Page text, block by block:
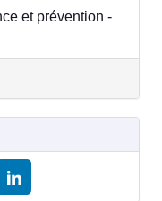
et prévention -